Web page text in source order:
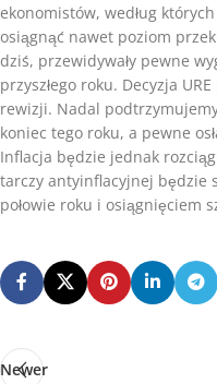
ekonomistów, według
osiągnąć nawet poziom
dziś, przewidywały pewne
przyszłego roku. Decyzja
rewizji. Nadal
koniec tego roku, a pewne
Inflacja będzie jednak
tarczy antyinflacyjnej będzie
połowie roku i osiągnięciem
Newer